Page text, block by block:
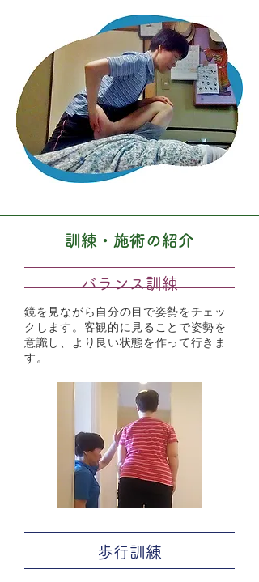
訓練・施術の紹介
バランス訓練
鏡を見ながら自分の目で姿勢をチェッ
クします。客観的に見ることで姿勢を
意識し、より良い状態を作って行きま
す。
歩行訓練